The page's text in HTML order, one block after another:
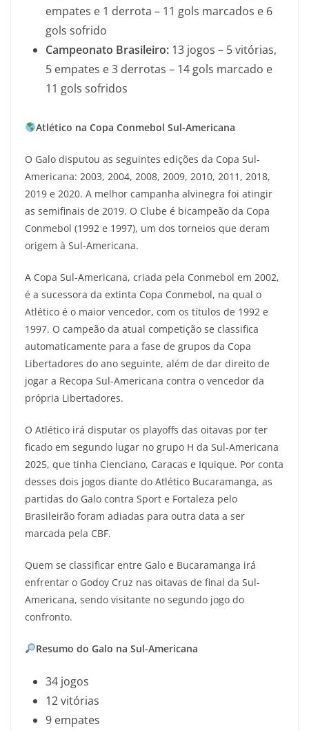
empates e 1 derrota – 11 gols marcados e 6
gols sofrido
Campeonato Brasileiro: 13 jogos – 5 vitórias,
5 empates e 3 derrotas – 14 gols marcado e
11 gols sofridos
Atlético na Copa Conmebol Sul-Americana
O Galo disputou as seguintes edições da Copa Sul-
Americana: 2003, 2004, 2008, 2009, 2010, 2011, 2018,
2019 e 2020. A melhor campanha alvinegra foi atingir
as semifinais de 2019. O Clube é bicampeão da Copa
Conmebol (1992 e 1997), um dos torneios que deram
origem à Sul-Americana.
A Copa Sul-Americana, criada pela Conmebol em 2002,
é a sucessora da extinta Copa Conmebol, na qual o
Atlético é o maior vencedor, com os títulos de 1992 e
1997. O campeão da atual competição se classifica
automaticamente para a fase de grupos da Copa
Libertadores do ano seguinte, além de dar direito de
jogar a Recopa Sul-Americana contra o vencedor da
própria Libertadores.
O Atlético irá disputar os playoffs das oitavas por ter
ficado em segundo lugar no grupo H da Sul-Americana
2025, que tinha Cienciano, Caracas e Iquique. Por conta
desses dois jogos diante do Atlético Bucaramanga, as
partidas do Galo contra Sport e Fortaleza pelo
Brasileirão foram adiadas para outra data a ser
marcada pela CBF.
Quem se classificar entre Galo e Bucaramanga irá
enfrentar o Godoy Cruz nas oitavas de final da Sul-
Americana, sendo visitante no segundo jogo do
confronto.
Resumo do Galo na Sul-Americana
34 jogos
12 vitórias
9 empates